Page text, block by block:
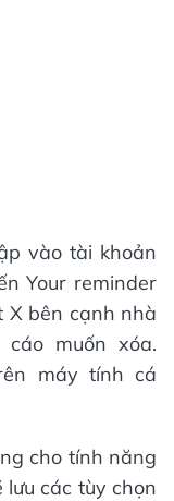
vào tài khoản
Your reminder
X bên cạnh nhà
muốn xóa.
máy tính cá
cho tính năng
lưu các tùy chọn